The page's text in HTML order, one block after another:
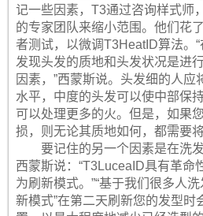
记一些因素，T3通过咨询样式师
的专家团队来缩小范围。他们花
者测试，以微调T3HeatID算法。“
发现头发的质地和头发状况是进
因素，”西蒙斯说。头发细的人
水平，中度的头发可以使中部保
可以处理更多的火。但是，如果
损，则无论其质地如何，都需要
要记住的另一个因素是在洗
西蒙斯说：“T3LuceaID具有革命
为刷新模式。”“基于我们很多人
新模式”在第二天刷新您的发型时